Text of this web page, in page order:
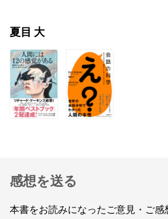
夏目 大
感想を送る
本書をお読みになったご意見・ご感